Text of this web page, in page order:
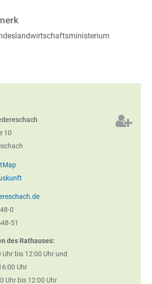
10
0
51
des Rathauses:
bis 12:00 Uhr und
Uhr
Uhr bis 12:00 Uhr